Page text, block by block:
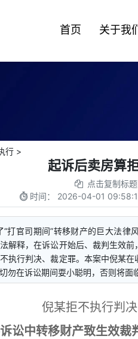
首页 关于我
行>
起诉后卖房算
点击复制标
时间： 2026-04-01
“打官司期间”转移财产的巨大法
解释，在诉讼开始后、裁判生效
执行判决、裁定罪。本案中倪某
勿在诉讼期间耍小聪明，否则将面
倪某拒不执行判
中转移财产致生效裁